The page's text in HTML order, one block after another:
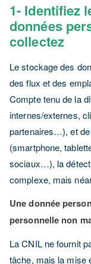
1- Identifiez
données
collectez
Le stockage des
des flux et des
Compte tenu de la
internes/externes,
partenaires…), et de
(smartphone,
sociaux…), la
complexe, mais
Une donnée
personnelle non
La CNIL ne fournit
tâche, mais la mise